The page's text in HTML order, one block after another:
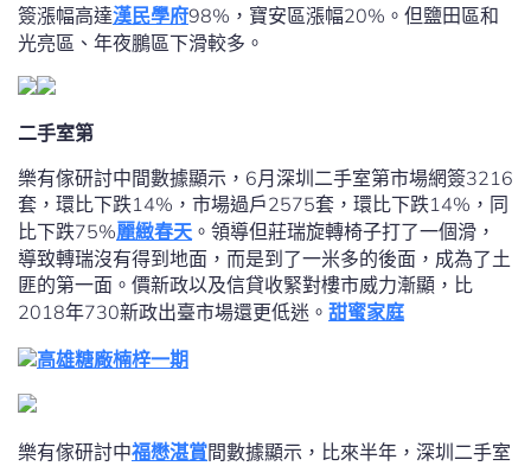
簽漲幅高達漢民學府98%，寶安區漲幅20%。但鹽田區和
光亮區、年夜鵬區下滑較多。
二手室第
樂有傢研討中間數據顯示，6月深圳二手室第市場網簽3216
套，環比下跌14%，市場過戶2575套，環比下跌14%，同
比下跌75%麗緻春天 。領導但莊瑞旋轉椅子打了一個滑，
導致轉瑞沒有得到地面，而是到了一米多的後面，成為了土
匪的第一面。價新政以及信貸收緊對樓市威力漸顯，比
2018年730新政出臺市場還更低迷。 甜蜜家庭
高雄糖廠楠梓一期
樂有傢研討中福懋湛賞間數據顯示，比來半年，深圳二手室